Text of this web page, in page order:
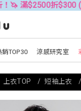
折$300 (可累折）
銷TOP30 涼感研究室
上衣TOP 短袖上衣